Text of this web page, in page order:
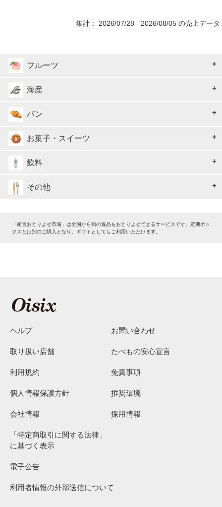
集計： 2026/07/28 - 2026/08/05 の売上データ
フルーツ
海産
パン
お菓子・スイーツ
飲料
その他
「産直おとりよせ市場」は全国から旬の逸品をおとりよせできるサービスです。定期ボッ
クスとは別のご購入となり、ギフトとしてもご利用いただけます。
ヘルプ お問い合わせ
取り扱い店舗 たべもの安心宣言
利用規約 免責事項
個人情報保護方針 推奨環境
会社情報 採用情報
「特定商取引に関する法律」
に基づく表示
電子公告
利用者情報の外部送信について